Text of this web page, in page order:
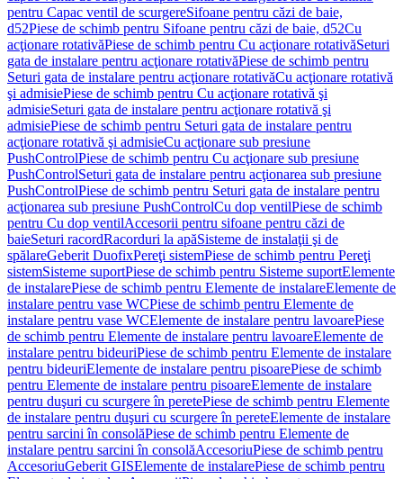
pentru Capac ventil de scurgereSifoane pentru căzi de baie,
d52Piese de schimb pentru Sifoane pentru căzi de baie, d52Cu
acţionare rotativăPiese de schimb pentru Cu acţionare rotativăSeturi
gata de instalare pentru acţionare rotativăPiese de schimb pentru
Seturi gata de instalare pentru acţionare rotativăCu acţionare rotativă
şi admisiePiese de schimb pentru Cu acţionare rotativă şi
admisieSeturi gata de instalare pentru acţionare rotativă şi
admisiePiese de schimb pentru Seturi gata de instalare pentru
acţionare rotativă şi admisieCu acţionare sub presiune
PushControlPiese de schimb pentru Cu acţionare sub presiune
PushControlSeturi gata de instalare pentru acţionarea sub presiune
PushControlPiese de schimb pentru Seturi gata de instalare pentru
acţionarea sub presiune PushControlCu dop ventilPiese de schimb
pentru Cu dop ventilAccesorii pentru sifoane pentru căzi de
baieSeturi racordRacorduri la apăSisteme de instalaţii şi de
spălareGeberit DuofixPereţi sistemPiese de schimb pentru Pereţi
sistemSisteme suportPiese de schimb pentru Sisteme suportElemente
de instalarePiese de schimb pentru Elemente de instalareElemente de
instalare pentru vase WCPiese de schimb pentru Elemente de
instalare pentru vase WCElemente de instalare pentru lavoarePiese
de schimb pentru Elemente de instalare pentru lavoareElemente de
instalare pentru bideuriPiese de schimb pentru Elemente de instalare
pentru bideuriElemente de instalare pentru pisoarePiese de schimb
pentru Elemente de instalare pentru pisoareElemente de instalare
pentru duşuri cu scurgere în peretePiese de schimb pentru Elemente
de instalare pentru duşuri cu scurgere în pereteElemente de instalare
pentru sarcini în consolăPiese de schimb pentru Elemente de
instalare pentru sarcini în consolăAccesoriuPiese de schimb pentru
AccesoriuGeberit GISElemente de instalarePiese de schimb pentru